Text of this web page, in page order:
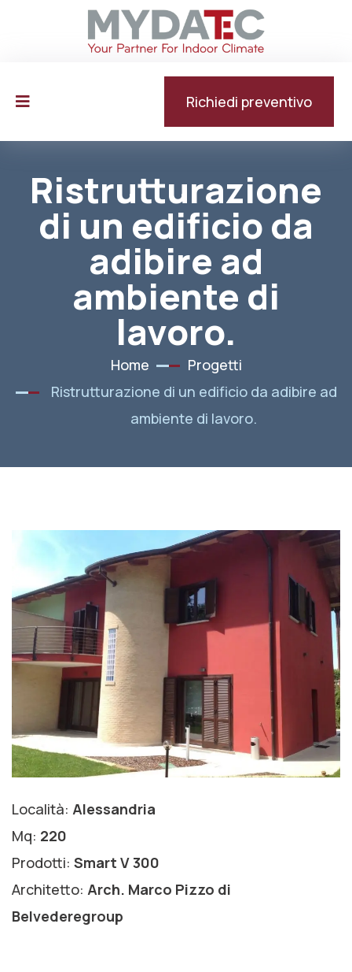
Richiedi preventivo
Ristrutturazione
di un edificio da
adibire ad
ambiente di
lavoro.
Home
Progetti
Ristrutturazione di un edificio da adibire ad
ambiente di lavoro.
Località: Alessandria
Mq: 220
Prodotti: Smart V 300
Architetto: Arch. Marco Pizzo di
Belvederegroup